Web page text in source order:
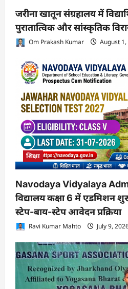
जरीना खातून संग्रहालय में
पुरातात्विक और सांस्कृतिक
Om Prakash Kumar August
शिक्षा
Navodaya Vidyalaya
विद्यालय कक्षा 6 में एडमिशन
स्टेप-बाय-स्टेप आवेदन प्रक्रिया
Ravi Kumar Mahto July 9,